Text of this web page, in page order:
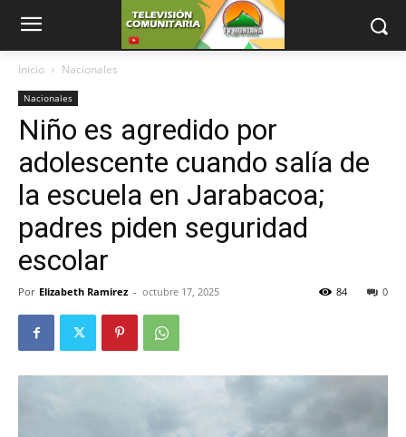
Inicio Nacionales
Nacionales
Niño es agredido por
adolescente cuando salía de
la escuela en Jarabacoa;
padres piden seguridad
escolar
Por Elizabeth Ramirez - octubre 17, 2025 0
84